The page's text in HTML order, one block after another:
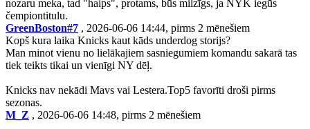
nozaru meka, tad "haips", protams, būs milzīgs, ja NYK iegūs
čempiontitulu.
GreenBoston#7 , 2026-06-06 14:44, pirms 2 mēnešiem
Kopš kura laika Knicks kaut kāds underdog storijs?
Man minot vienu no lielākajiem sasniegumiem komandu sakarā tas
tiek teikts tikai un vienīgi NY dēļ.
Knicks nav nekādi Mavs vai Lestera.Top5 favorīti droši pirms
sezonas.
M_Z , 2026-06-06 14:48, pirms 2 mēnešiem